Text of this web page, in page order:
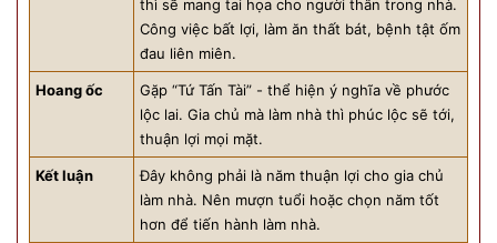
thì sẽ mang tai họa cho người thân trong nhà.
Công việc bất lợi, làm ăn thất bát, bệnh tật ốm
đau liên miên.
Hoang ốc
Gặp “Tứ Tấn Tài” - thể hiện ý nghĩa về phước
lộc lai. Gia chủ mà làm nhà thì phúc lộc sẽ tới,
thuận lợi mọi mặt.
Kết luận
Đây không phải là năm thuận lợi cho gia chủ
làm nhà. Nên mượn tuổi hoặc chọn năm tốt
hơn để tiến hành làm nhà.